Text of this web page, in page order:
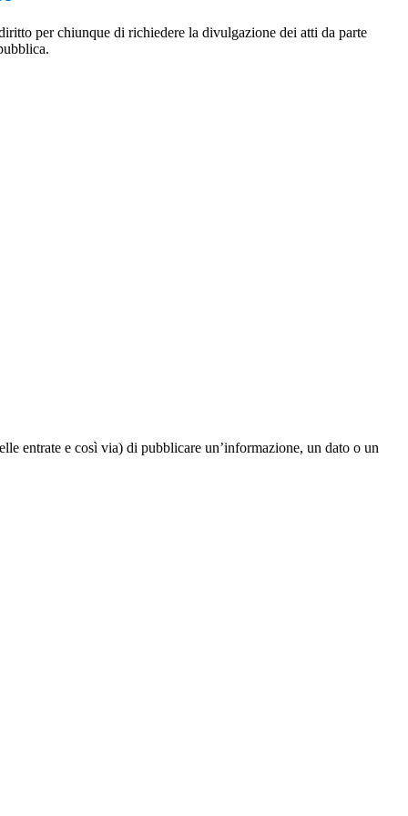
per chiunque di richiedere la divulgazione dei atti da parte
entrate e così via) di pubblicare un’informazione, un dato o un